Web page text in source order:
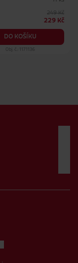
249 Kč
229 Kč
DO KOŠÍKU